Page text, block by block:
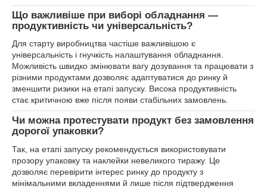
Що важливіше при виборі обладнання —
продуктивність чи універсальність?
Для старту виробництва частіше важливішою є
універсальність і гнучкість налаштування обладнання.
Можливість швидко змінювати вагу дозування та працювати з
різними продуктами дозволяє адаптуватися до ринку й
зменшити ризики на етапі запуску. Висока продуктивність
стає критичною вже після появи стабільних замовлень.
Чи можна протестувати продукт без замовлення
дорогої упаковки?
Так, на етапі запуску рекомендується використовувати
прозору упаковку та наклейки невеликого тиражу. Це
дозволяє перевірити інтерес ринку до продукту з
мінімальними вкладеннями й лише після підтвердження